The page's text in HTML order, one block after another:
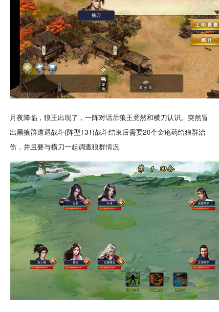
月夜降临，狼王出现了，一阵对话后狼王竟然和横刀认识。突然冒
出黑狼群遭遇战斗(阵型131)战斗结束后需要20个金疮药给狼群治
伤，并且要与横刀一起调查狼群情况